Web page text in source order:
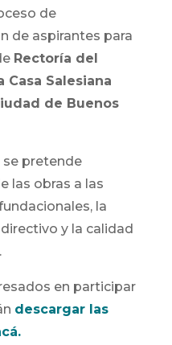
de
de aspirantes para
Rectoría del
Salesiana
de Buenos
pretende
las obras a las
la
y la calidad
en participar
descargar las